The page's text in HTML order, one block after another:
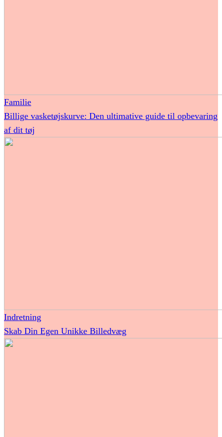
Familie
Billige vasketøjskurve: Den ultimative guide til opbevaring
af dit tøj
Indretning
Skab Din Egen Unikke Billedvæg